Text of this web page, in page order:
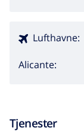
Lufthavne:
Alicante:
Tjenester